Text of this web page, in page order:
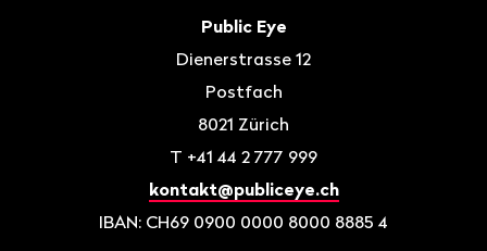
Public Eye
Dienerstrasse 12
Postfach
8021 Zürich
T +41 44 2 777 999
kontakt@publiceye.ch
IBAN: CH69 0900 0000 8000 8885 4